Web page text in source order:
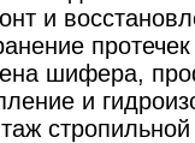
и
протечек
шифера,
и